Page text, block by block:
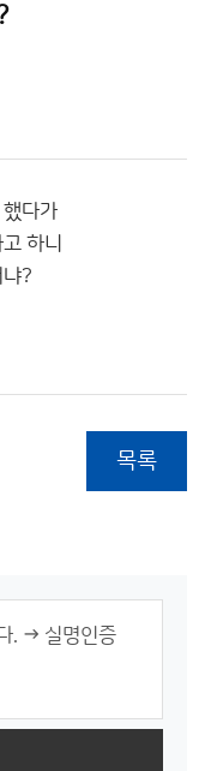
다가
하니
?
목록